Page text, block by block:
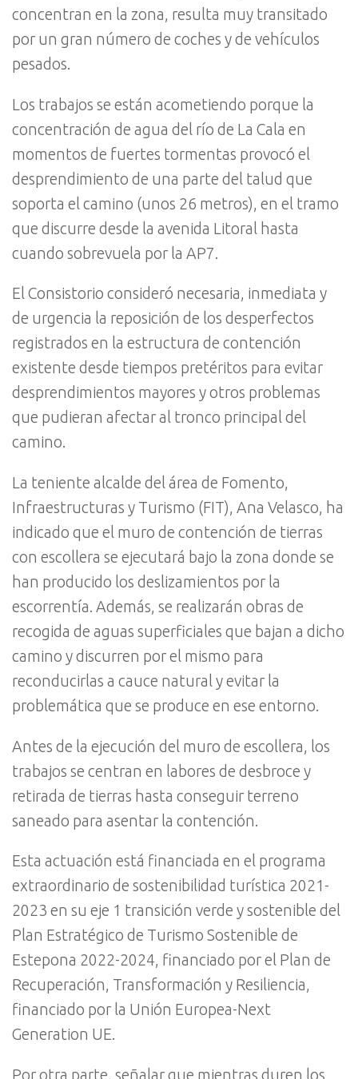
concentran en la zona, resulta muy transitado
por un gran número de coches y de vehículos
pesados.
Los trabajos se están acometiendo porque la
concentración de agua del río de La Cala en
momentos de fuertes tormentas provocó el
desprendimiento de una parte del talud que
soporta el camino (unos 26 metros), en el tramo
que discurre desde la avenida Litoral hasta
cuando sobrevuela por la AP7.
El Consistorio consideró necesaria, inmediata y
de urgencia la reposición de los desperfectos
registrados en la estructura de contención
existente desde tiempos pretéritos para evitar
desprendimientos mayores y otros problemas
que pudieran afectar al tronco principal del
camino.
La teniente alcalde del área de Fomento,
Infraestructuras y Turismo (FIT), Ana Velasco, ha
indicado que el muro de contención de tierras
con escollera se ejecutará bajo la zona donde se
han producido los deslizamientos por la
escorrentía. Además, se realizarán obras de
recogida de aguas superficiales que bajan a dicho
camino y discurren por el mismo para
reconducirlas a cauce natural y evitar la
problemática que se produce en ese entorno.
Antes de la ejecución del muro de escollera, los
trabajos se centran en labores de desbroce y
retirada de tierras hasta conseguir terreno
saneado para asentar la contención.
Esta actuación está financiada en el programa
extraordinario de sostenibilidad turística 2021-
2023 en su eje 1 transición verde y sostenible del
Plan Estratégico de Turismo Sostenible de
Estepona 2022-2024, financiado por el Plan de
Recuperación, Transformación y Resiliencia,
financiado por la Unión Europea-Next
Generation UE.
Por otra parte, señalar que mientras duren los